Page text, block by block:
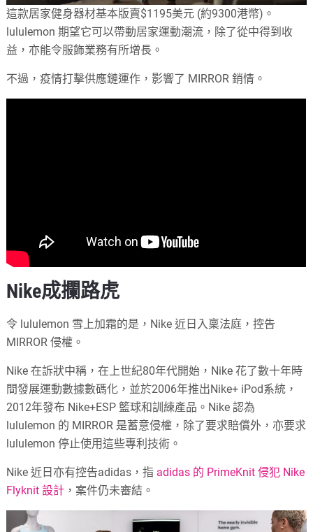
這款居家健身器材基本版賣$1195美元 (約9300港幣)。
lululemon 期望它可以帶動居家運動潮流，除了從中得到收
益，亦能令服飾業務有所增長。
不過，疫情打擊供應鏈運作，影響了 MIRROR 銷情。
Nike成攔路虎
令 lululemon 雪上加霜的是，Nike 近日入稟法庭，控告
MIRROR 侵權。
Nike 在訴狀中稱，在上世紀80年代開始，Nike 花了數十年時
間發展運動數據數碼化，並於2006年推出Nike+ iPod系統，
2012年發布 Nike+ESP 籃球和訓練產品。Nike 認為
lululemon 的 MIRROR 是蓄意侵權，除了要求賠償外，亦要求
lululemon 停止使用這些專利技術。
Nike 近日亦有控告adidas，指 adidas 的 PrimeKnit 侵犯 Nike
Flyknit 設計 ，案件仍未審結。